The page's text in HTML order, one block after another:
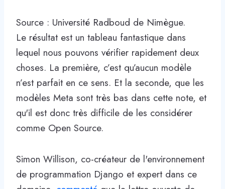
Source : Université Radboud de Nimègue.
Le résultat est un tableau fantastique dans
lequel nous pouvons vérifier rapidement deux
choses. La première, c’est qu’aucun modèle
n’est parfait en ce sens. Et la seconde, que les
modèles Meta sont très bas dans cette note, et
qu'il est donc très difficile de les considérer
comme Open Source.
Simon Willison, co-créateur de l'environnement
de programmation Django et expert dans ce